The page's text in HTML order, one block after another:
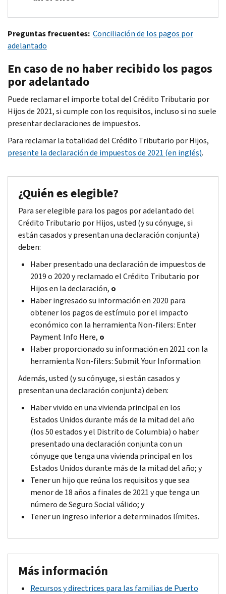
Si el total de los pagos por adelantado difiere entre su carta
Guarde la carta 6419 para sus registros tributarios.
Preguntas frecuentes: Conciliación de los pagos por
adelantado
En caso de no haber recibido los pagos
por adelantado
Puede reclamar el importe total del Crédito Tributario por
Hijos de 2021, si cumple con los requisitos, incluso si no suele
presentar declaraciones de impuestos.
Para reclamar la totalidad del Crédito Tributario por Hijos,
presente la declaración de impuestos de 2021 (en inglés).
¿Quién es elegible?
Para ser elegible para los pagos por adelantado del
Crédito Tributario por Hijos, usted (y su cónyuge, si
están casados y presentan una declaración conjunta)
deben:
Haber presentado una declaración de impuestos de
2019 o 2020 y reclamado el Crédito Tributario por
Hijos en la declaración, o
Haber ingresado su información en 2020 para
obtener los pagos de estímulo por el impacto
económico con la herramienta Non-filers: Enter
Payment Info Here, o
Haber proporcionado su información en 2021 con la
herramienta Non-filers: Submit Your Information
Además, usted (y su cónyuge, si están casados y
presentan una declaración conjunta) deben:
Haber vivido en una vivienda principal en los
Estados Unidos durante más de la mitad del año
(los 50 estados y el Distrito de Columbia) o haber
presentado una declaración conjunta con un
cónyuge que tenga una vivienda principal en los
Estados Unidos durante más de la mitad del año; y
Tener un hijo que reúna los requisitos y que sea
menor de 18 años a finales de 2021 y que tenga un
número de Seguro Social válido; y
Tener un ingreso inferior a determinados límites.
Más información
Recursos y directrices para las familias de Puerto